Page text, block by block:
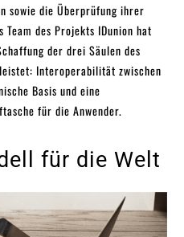
sowie die Überprüfung ihrer
des Projekts IDunion hat
der drei Säulen des
Interoperabilität zwischen
Basis und eine
für die Anwender.
für die Welt